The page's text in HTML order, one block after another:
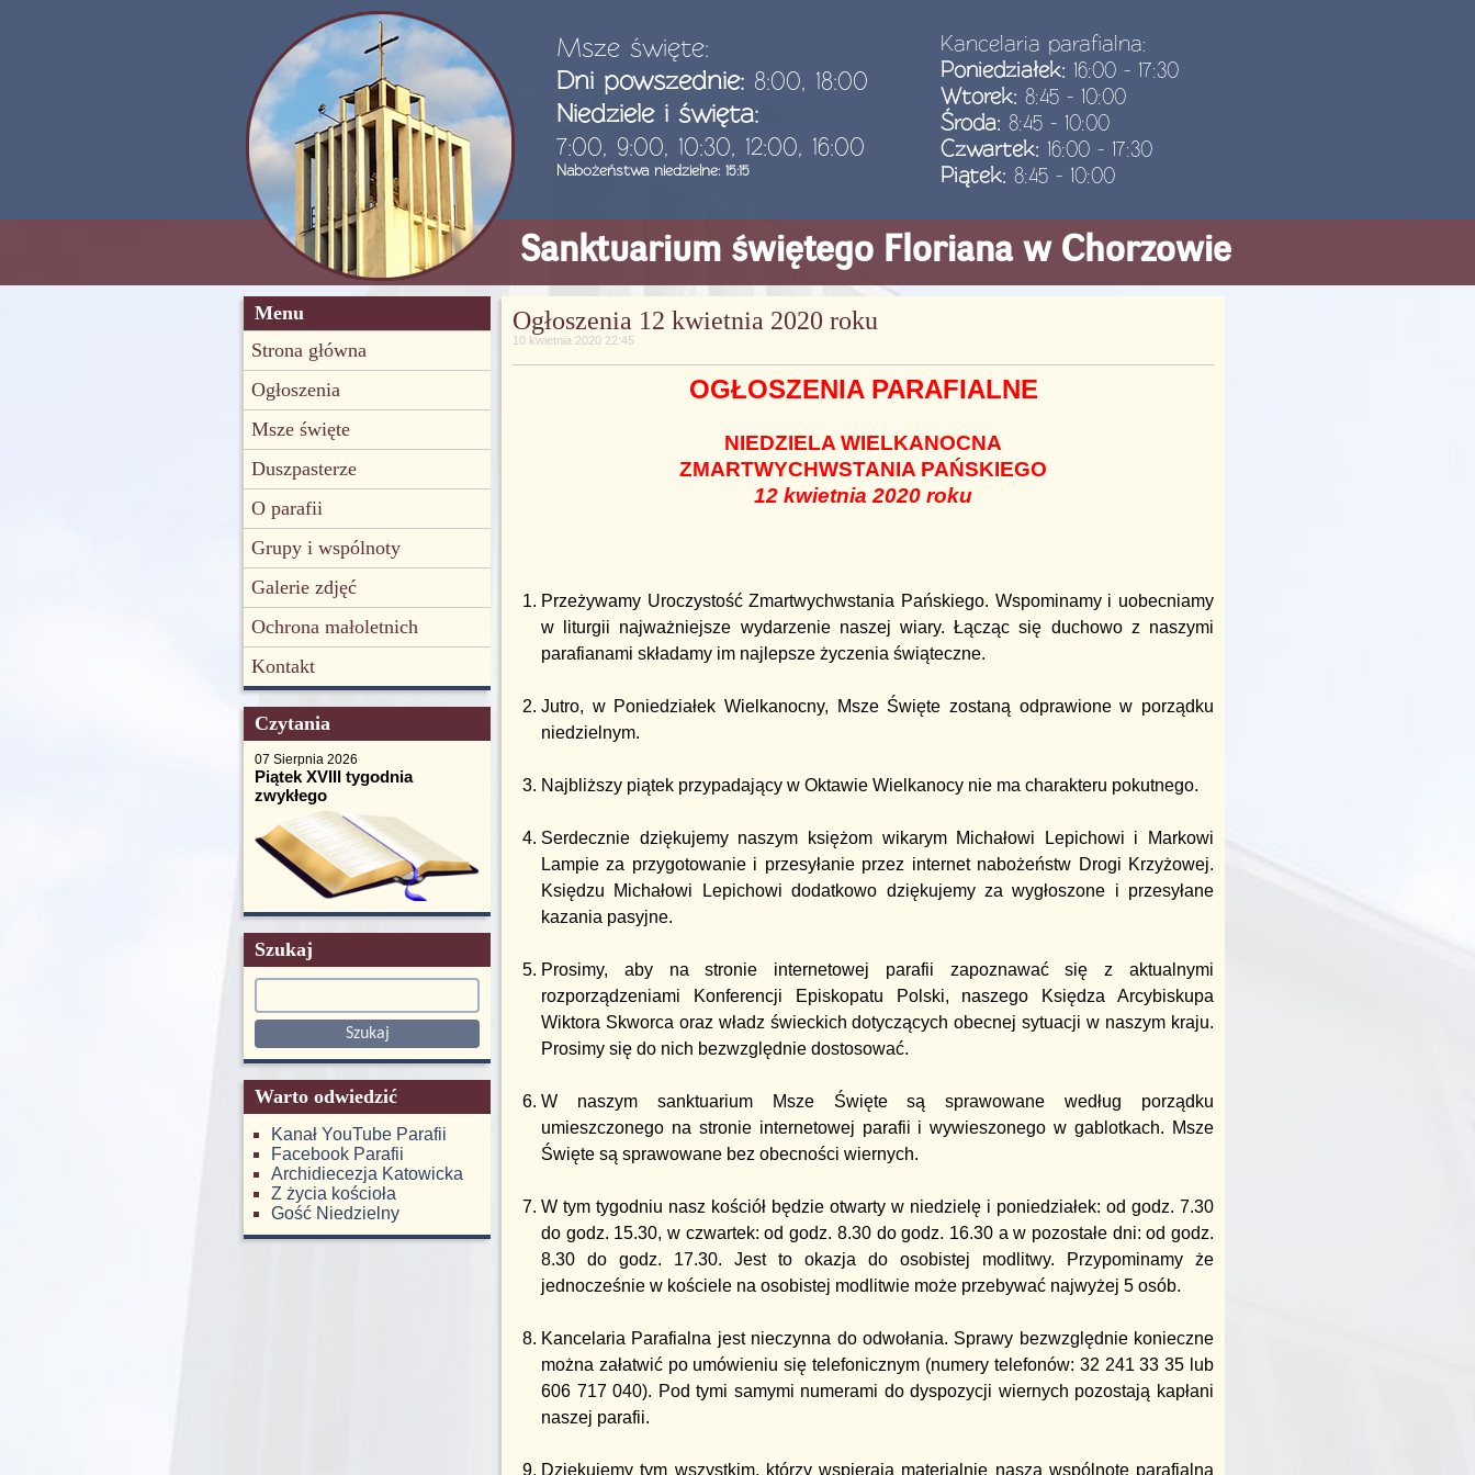
Msze święte:
Dni powszednie: 8:00, 18:00
Niedziele i święta:
7:00, 9:00, 10:30, 12:00, 16:00
Nabożeństwa niedzielne: 15:15
Kancelaria parafialna:
Poniedziałek: 16:00 - 17:30
Wtorek: 8:45 - 10:00
Środa: 8:45 - 10:00
Czwartek: 16:00 - 17:30
Piątek: 8:45 - 10:00
Sanktuarium świętego Floriana w Chorzowie
Menu
Strona główna
Ogłoszenia
Msze święte
Duszpasterze
O parafii
Grupy i wspólnoty
Galerie zdjęć
Ochrona małoletnich
Kontakt
Czytania
07 Sierpnia 2026
Piątek XVIII tygodnia
zwykłego
Szukaj
Warto odwiedzić
Kanał YouTube Parafii
Facebook Parafii
Archidiecezja Katowicka
Z życia kościoła
Gość Niedzielny
Ogłoszenia 12 kwietnia 2020 roku
10 kwietnia 2020 22:45
OGŁOSZENIA PARAFIALNE
NIEDZIELA WIELKANOCNA
ZMARTWYCHWSTANIA PAŃSKIEGO
12 kwietnia 2020 roku
Przeżywamy Uroczystość Zmartwychwstania Pańskiego. Wspominamy i uobecniamy
w liturgii najważniejsze wydarzenie naszej wiary. Łącząc się duchowo z naszymi
parafianami składamy im najlepsze życzenia świąteczne.
Jutro, w Poniedziałek Wielkanocny, Msze Święte zostaną odprawione w porządku
niedzielnym.
Najbliższy piątek przypadający w Oktawie Wielkanocy nie ma charakteru pokutnego.
Serdecznie dziękujemy naszym księżom wikarym Michałowi Lepichowi i Markowi
Lampie za przygotowanie i przesyłanie przez internet nabożeństw Drogi Krzyżowej.
Księdzu Michałowi Lepichowi dodatkowo dziękujemy za wygłoszone i przesyłane
kazania pasyjne.
Prosimy, aby na stronie internetowej parafii zapoznawać się z aktualnymi
rozporządzeniami Konferencji Episkopatu Polski, naszego Księdza Arcybiskupa
Wiktora Skworca oraz władz świeckich dotyczących obecnej sytuacji w naszym kraju.
Prosimy się do nich bezwzględnie dostosować.
W naszym sanktuarium Msze Święte są sprawowane według porządku
umieszczonego na stronie internetowej parafii i wywieszonego w gablotkach. Msze
Święte są sprawowane bez obecności wiernych.
W tym tygodniu nasz kościół będzie otwarty w niedzielę i poniedziałek: od godz. 7.30
do godz. 15.30, w czwartek: od godz. 8.30 do godz. 16.30 a w pozostałe dni: od godz.
8.30 do godz. 17.30. Jest to okazja do osobistej modlitwy. Przypominamy że
jednocześnie w kościele na osobistej modlitwie może przebywać najwyżej 5 osób.
Kancelaria Parafialna jest nieczynna do odwołania. Sprawy bezwzględnie konieczne
można załatwić po umówieniu się telefonicznym (numery telefonów: 32 241 33 35 lub
606 717 040). Pod tymi samymi numerami do dyspozycji wiernych pozostają kapłani
naszej parafii.
Dziękujemy tym wszystkim, którzy wspierają materialnie naszą wspólnotę parafialną